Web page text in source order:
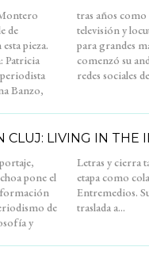
de
pieza.
Banzo,
de
redes sociales
CLUJ: LIVING IN THE
pone el
de
y
su
de
nos
traslada a...